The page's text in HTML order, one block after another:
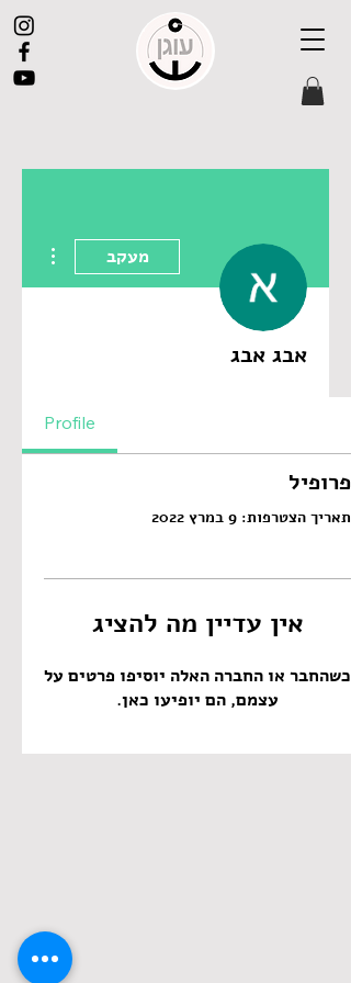
מעקב
אבג אבג
Profile
פרופיל
תאריך הצטרפות: 9 במרץ 2022
אין עדיין מה להציג
כשהחבר או החברה האלה יוסיפו פרטים על
עצמם, הם יופיעו כאן.